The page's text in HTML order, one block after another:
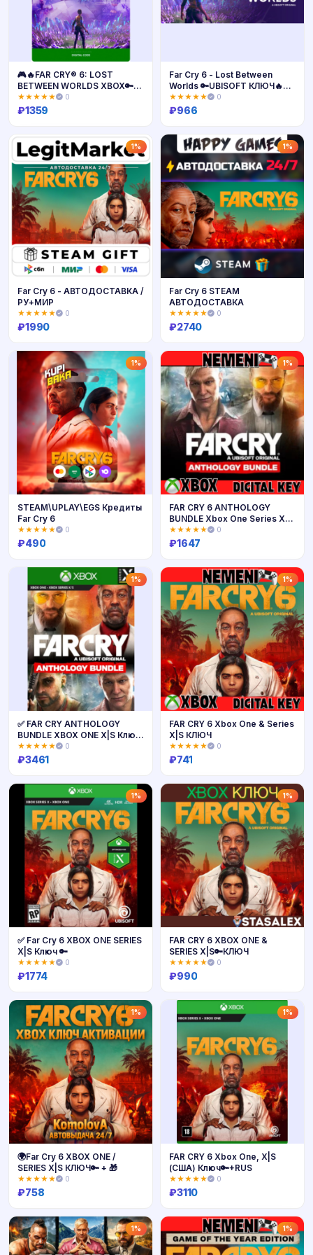
Купить
🎮🔥FAR CRY® 6: LOST
BETWEEN WORLDS XBOX🔑
КЛЮЧ+ПОМОЩЬ🔥
★★★★★ 0
₽1359
Купить
Far Cry 6 - Lost Between
Worlds 🔑UBISOFT КЛЮЧ🔥
РФ+МИР*
★★★★★ 0
₽966
1%
Купить
Far Cry 6 - АВТОДОСТАВКА /
РУ+МИР
★★★★★ 0
₽1990
1%
Купить
Far Cry 6 STEAM
АВТОДОСТАВКА
★★★★★ 0
₽2740
1%
Купить
STEAM\UPLAY\EGS Кредиты
Far Cry 6
★★★★★ 0
₽490
1%
Купить
FAR CRY 6 ANTHOLOGY
BUNDLE Xbox One Series X|S
КЛЮЧ
★★★★★ 0
₽1647
1%
Купить
✅ FAR CRY ANTHOLOGY
BUNDLE XBOX ONE X|S Ключ
🔑
★★★★★ 0
₽3461
1%
Купить
FAR CRY 6 Xbox One & Series
X|S КЛЮЧ
★★★★★ 0
₽741
1%
Купить
✅ Far Cry 6 XBOX ONE SERIES
X|S Ключ 🔑
★★★★★ 0
₽1774
1%
Купить
FAR CRY 6 XBOX ONE &
SERIES X|S🔑КЛЮЧ
★★★★★ 0
₽990
1%
Купить
🌍Far Cry 6 XBOX ONE /
SERIES X|S КЛЮЧ🔑 + 🎁
★★★★★ 0
₽758
1%
Купить
FAR CRY 6 Xbox One, X|S
(США) Ключ🔑+RUS
★★★★★ 0
₽3110
1% 1%